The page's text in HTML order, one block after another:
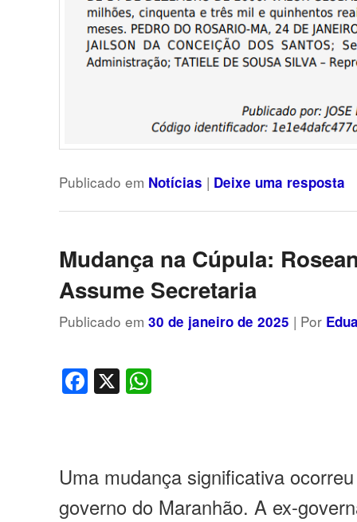
Publicado em Notícias | Deixe uma resposta
Mudança na Cúpula:
Assume Secretaria
Publicado em30 de janeiro de 2025 | Por
Facebook
X
Uma mudança significativa
governo do Maranhão. A ex-